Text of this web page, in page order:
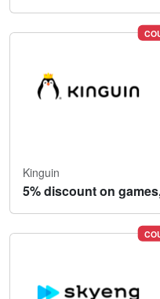
Kinguin
5% discount on